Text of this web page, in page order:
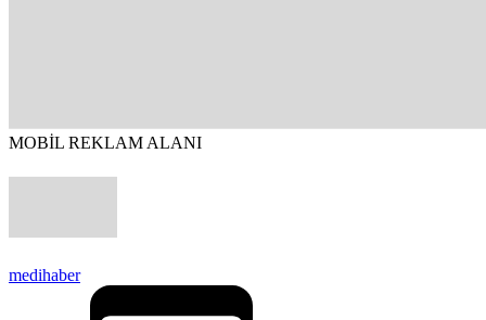
MOBİL REKLAM ALANI
medihaber